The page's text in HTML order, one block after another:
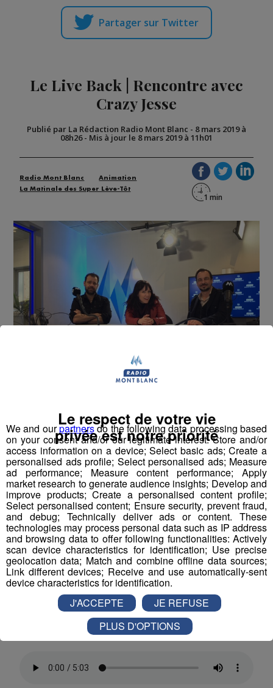
Partager sur Twitter
Le Live Back | Rencontre avec
Crazy Jesse
Publié par La Rédaction Radio Mont Blanc - 8 mars 2019 à
08h26- Mis à jour le 8 mars 2019 à 11h01
Radio Mont Blanc
Animation
La Matinale des Super Lève-Tôt
Tous les vendredis, de 19h à 21h, Romain vous
offre deux heures de musique 100 % live !
Cette semaine, Romain vous propose de découvrir le
groupe Crazy Jesse! Un mélange de rock/blues avec
des notes électro, en français et anglais influencé par
le duo anglais Royal Blood, No one is Innocent ou des
groupes comme Foo Fighters, Halestorm, Pretty
Reckless.Des textes et mélodies engagés retraçant
une expérience de vie et la folie de l'existence
humaine.
Retrouvez l'interview du groupe :
We and ourpartnersdo the following data processing based
on your consent and/or our legitimate interest: Store and/or
access information on a device; Select basic ads; Create a
personalised ads profile; Select personalised ads; Measure
ad performance; Measure content performance; Apply
market research to generate audience insights; Develop and
improve products; Create a personalised content profile;
Select personalised content; Ensure security, prevent fraud,
and debug; Technically deliver ads or content. These
technologies may process personal data such as IP address
and browsing data to offer following functionalities: Actively
scan device characteristics for identification; Use precise
geolocation data; Match and combine offline data sources;
Link different devices; Receive and use automatically-sent
device characteristics for identification.
Le respect de votre vie
privée est notre priorité
J'ACCEPTE
JE REFUSE
PLUS D'OPTIONS